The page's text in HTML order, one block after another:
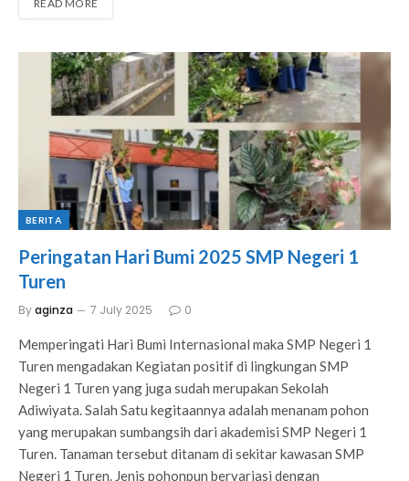
READ MORE
BERITA
Peringatan Hari Bumi 2025 SMP Negeri 1
Turen
Byaginza 7 July 2025 0
Memperingati Hari Bumi Internasional maka SMP Negeri 1
Turen mengadakan Kegiatan positif di lingkungan SMP
Negeri 1 Turen yang juga sudah merupakan Sekolah
Adiwiyata. Salah Satu kegitaannya adalah menanam pohon
yang merupakan sumbangsih dari akademisi SMP Negeri 1
Turen. Tanaman tersebut ditanam di sekitar kawasan SMP
Negeri 1 Turen. Jenis pohonpun bervariasi dengan